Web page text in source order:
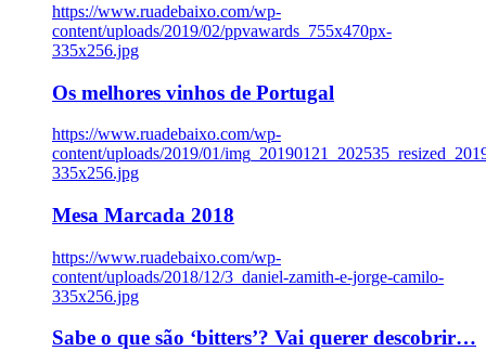
https://www.ruadebaixo.com/wp-
content/uploads/2019/02/ppvawards_755x470px-
335x256.jpg
Os melhores vinhos de Portugal
https://www.ruadebaixo.com/wp-
content/uploads/2019/01/
335x256.jpg
Mesa Marcada 2018
https://www.ruadebaixo.com/wp-
content/uploads/2018/12/3_daniel-zamith-e-jorge-camilo-
335x256.jpg
Sabe o que são ‘bitters’? Vai querer descobrir…